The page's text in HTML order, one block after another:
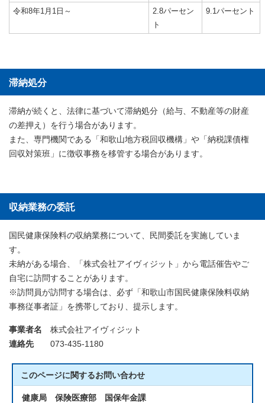
令和8年1月1日～
2.8パーセン
ト
9.1パーセント
滞納処分
滞納が続くと、法律に基づいて滞納処分（給与、不動産等の財産
の差押え）を行う場合があります。
また、専門機関である「和歌山地方税回収機構」や「納税課債権
回収対策班」に徴収事務を移管する場合があります。
収納業務の委託
国民健康保険料の収納業務について、民間委託を実施していま
す。
未納がある場合、「株式会社アイヴィジット」から電話催告やご
自宅に訪問することがあります。
※訪問員が訪問する場合は、必ず「和歌山市国民健康保険料収納
事務従事者証」を携帯しており、提示します。
事業者名 株式会社アイヴィジット
連絡先073-435-1180
このページに関するお問い合わせ
健康局 保険医療部 国保年金課